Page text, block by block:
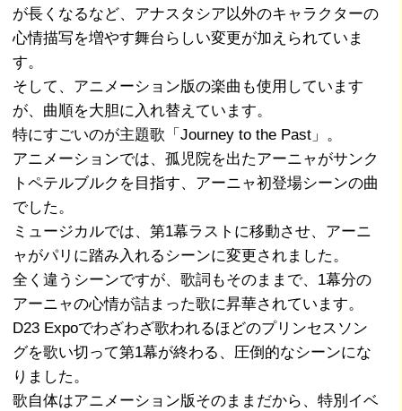
が長くなるなど、アナスタシア以外のキャラクターの
心情描写を増やす舞台らしい変更が加えられていま
す。
そして、アニメーション版の楽曲も使用しています
が、曲順を大胆に入れ替えています。
特にすごいのが主題歌「Journey to the Past」。
アニメーションでは、孤児院を出たアーニャがサンク
トペテルブルクを目指す、アーニャ初登場シーンの曲
でした。
ミュージカルでは、第1幕ラストに移動させ、アーニ
ャがパリに踏み入れるシーンに変更されました。
全く違うシーンですが、歌詞もそのままで、1幕分の
アーニャの心情が詰まった歌に昇華されています。
D23 Expoでわざわざ歌われるほどのプリンセスソン
グを歌い切って第1幕が終わる、圧倒的なシーンにな
りました。
歌自体はアニメーション版そのままだから、特別イベ